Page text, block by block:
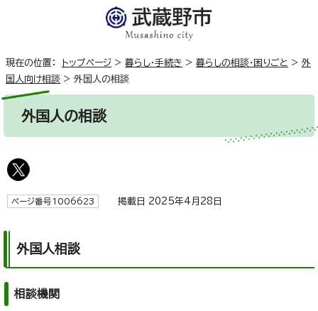
現在の位置： トップページ > 暮らし・手続き > 暮らしの相談・困りごと > 外
国人向け相談 > 外国人の相談
外国人の相談
ページ番号1006623 掲載日 2025年4月28日
外国人相談
相談機関